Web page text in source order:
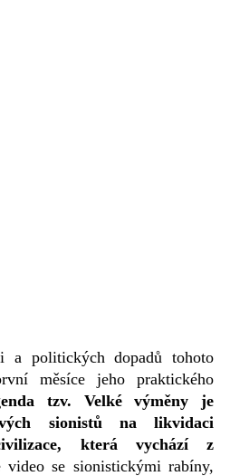
a politických dopadů tohoto
měsíce jeho praktického
tzv. Velké výměny je
sionistů na likvidaci
civilizace, která vychází z
video se sionistickými rabíny,